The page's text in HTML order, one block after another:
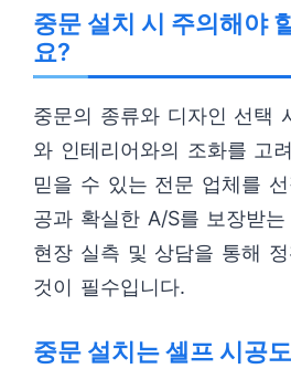
중문 설치 시 주의해야
요?
중문의 종류와 디자인 선택
와 인테리어와의 조화를 고
믿을 수 있는 전문 업체를
공과 확실한 A/S를 보장받
현장 실측 및 상담을 통해
것이 필수입니다.
중문 설치는 셀프 시공